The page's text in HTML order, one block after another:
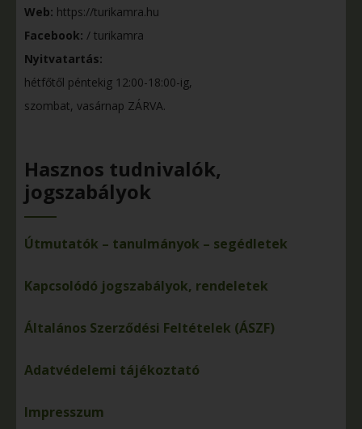
Web: https://turikamra.hu
Facebook: / turikamra
Nyitvatartás:
hétfőtől péntekig 12:00-18:00-ig,
szombat, vasárnap ZÁRVA.
Hasznos tudnivalók,
jogszabályok
Útmutatók – tanulmányok – segédletek
Kapcsolódó jogszabályok, rendeletek
Általános Szerződési Feltételek (ÁSZF)
Adatvédelemi tájékoztató
Impresszum